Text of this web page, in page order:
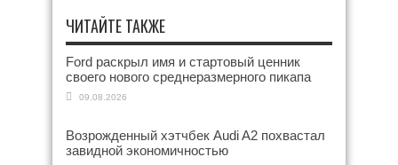
ЧИТАЙТЕ ТАКЖЕ
Ford раскрыл имя и стартовый ценник
своего нового среднеразмерного пикапа
09.08.2026
Возрожденный хэтчбек Audi A2 похвастал
завидной экономичностью